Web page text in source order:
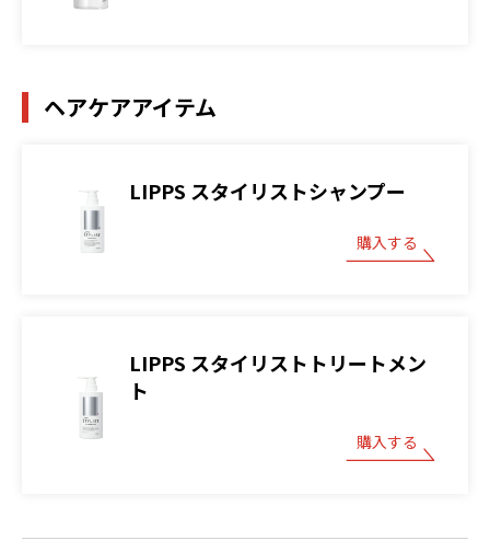
ヘアケアアイテム
LIPPS スタイリストシャンプー
購入する
LIPPS スタイリストトリートメン
ト
購入する